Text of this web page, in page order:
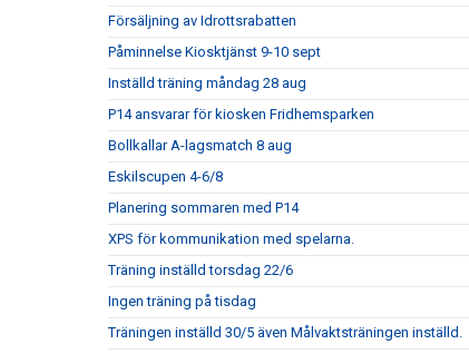
Försäljning av Idrottsrabatten
Påminnelse Kiosktjänst 9-10 sept
Inställd träning måndag 28 aug
P14 ansvarar för kiosken Fridhemsparken
Bollkallar A-lagsmatch 8 aug
Eskilscupen 4-6/8
Planering sommaren med P14
XPS för kommunikation med spelarna.
Träning inställd torsdag 22/6
Ingen träning på tisdag
Träningen inställd 30/5 även Målvaktsträningen inställd.